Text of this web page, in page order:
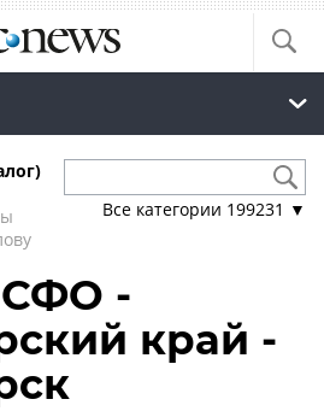
Все категории 199231 ▼
СФО -
край -